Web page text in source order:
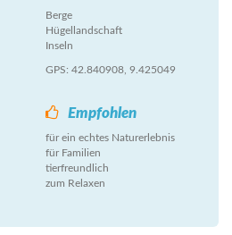
Berge
Hügellandschaft
Inseln
GPS: 42.840908, 9.425049
Empfohlen
für ein echtes Naturerlebnis
für Familien
tierfreundlich
zum Relaxen